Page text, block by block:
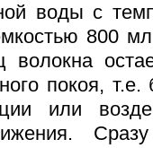
воды с
800
волокна
покоя,
или